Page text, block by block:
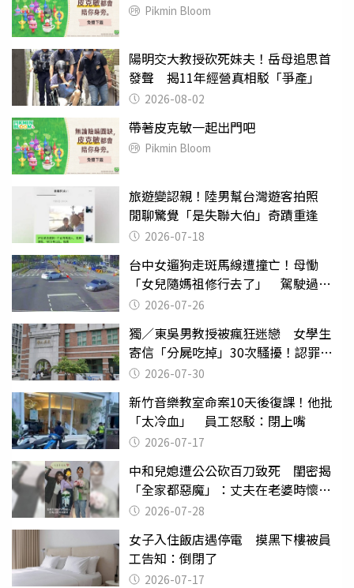
Pikmin Bloom
陽明交大教授砍死妹夫！岳母追思首
發聲 揭11年經營真相駁「爭產」
2026-08-02
帶著皮克敏一起出門吧
Pikmin Bloom
旅遊變認親！陸男幫台灣遊客拍照
閒聊驚覺「是失聯大伯」奇蹟重逢
2026-07-18
台中女遛狗走斑馬線遭撞亡！母慟
「女兒隨媽祖修行去了」 駕駛過失
致死判9月
2026-07-26
獨／東吳男教授被瘋狂迷戀 女學生
寄信「分屍吃掉」30次騷擾！認罪免
關 2026-07-30
新竹音樂教室命案10天後復課！他批
「太冷血」 員工怒駁：閉上嘴
2026-07-17
中和兒媳遭公公砍百刀致死 閨密揭
「全家都惡魔」：丈夫在老婆時懷孕
摔東西
2026-07-28
女子入住飯店遇停電 摸黑下樓被員
工告知：倒閉了
2026-07-17